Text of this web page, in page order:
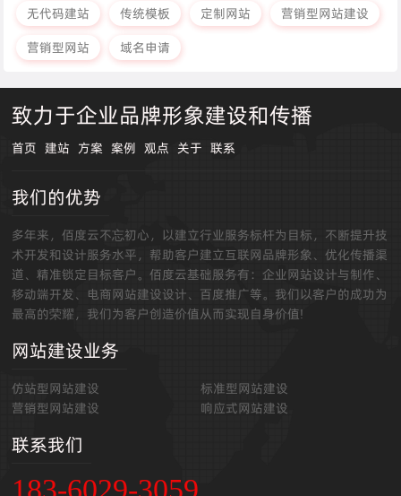
无代码建站
传统模板 定制网站
营销型网站建设
营销型网站
域名申请
致力于企业品牌形象建设和传播
首页 建站 方案 案例 观点 关于 联系
我们的优势
多年来，佰度云不忘初心，以建立行业服务标杆为目标，不断提升技
术开发和设计服务水平，帮助客户建立互联网品牌形象、优化传播渠
道、精准锁定目标客户。佰度云基础服务有：企业网站设计与制作、
移动端开发、电商网站建设设计、百度推广等。我们以客户的成功为
最高的荣耀，我们为客户创造价值从而实现自身价值!
网站建设业务
仿站型网站建设
标准型网站建设
营销型网站建设
响应式网站建设
联系我们
183-6029-3059